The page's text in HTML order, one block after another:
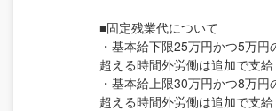
■固定残業代について
・基本給下限25万円かつ5万
超える時間外労働は追加で支給
・基本給上限30万円かつ8万
超える時間外労働は追加で支給